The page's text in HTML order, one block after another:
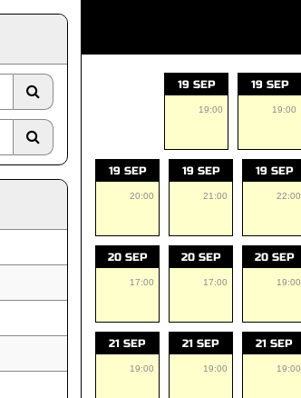
19 SEP
19:00
19 SEP
19:00
19 SEP
20:00
19 SEP
21:00
19 SEP
22:00
20 SEP
17:00
20 SEP
17:00
20 SEP
19:00
21 SEP
19:00
21 SEP
19:00
21 SEP
19:00